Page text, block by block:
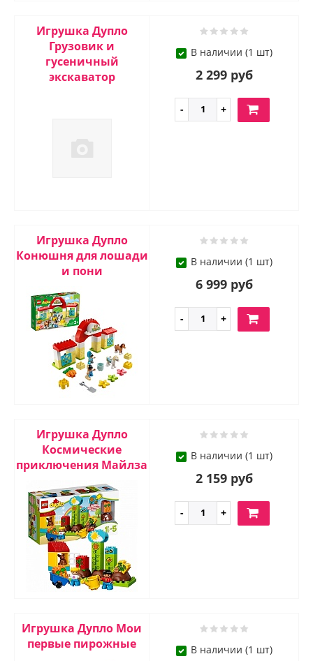
Игрушка Дупло
Грузовик и
гусеничный
экскаватор
В наличии (1 шт)
2 299 руб
Игрушка Дупло
Конюшня для лошади
и пони
В наличии (1 шт)
6 999 руб
Игрушка Дупло
Космические
приключения Майлза
В наличии (1 шт)
2 159 руб
Игрушка Дупло Мои
первые пирожные
В наличии (1 шт)